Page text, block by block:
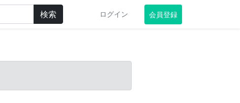
検索 ログイン 会員登録